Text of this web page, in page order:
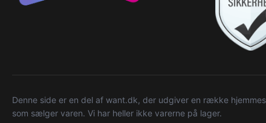
Denne side er en del af want.dk, der udgiver en række
som sælger varen. Vi har heller ikke varerne på lager.